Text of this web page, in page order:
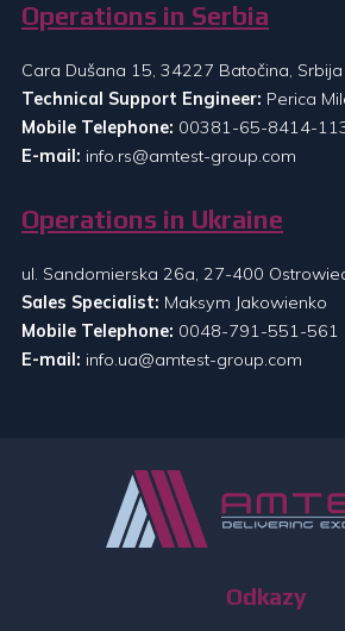
Operations in Serbia
Cara Dušana 15, 34227 Batočina, Srbija
Technical Support Engineer: Perica
Mobile Telephone: 00381-65-8414-
E-mail: info.rs@amtest-group.com
Operations in Ukraine
ul. Sandomierska 26a, 27-400
Sales Specialist: Maksym Jakowienko
Mobile Telephone: 0048-791-551-561
E-mail: info.ua@amtest-group.com
Odkazy